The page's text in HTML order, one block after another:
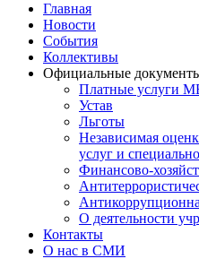
Главная
Новости
События
Коллективы
Официальные
Платные услуги
Устав
Льготы
Незaвисимая
услyг и
Финансово-
О деятельности
Контакты
О нас в СМИ